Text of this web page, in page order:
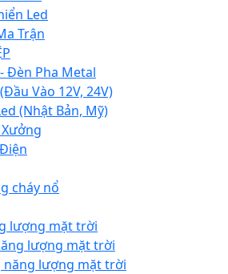
Led
Trận
Đèn Pha Metal
Vào 12V, 24V)
(Nhật Bản, Mỹ)
cháy nổ
lượng mặt trời
lượng mặt trời
lượng mặt trời